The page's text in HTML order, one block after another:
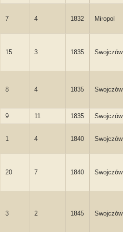
7 4 1832 Miropol
15 3 1835 Swojczów
8 4 1835 Swojczów
9 11 1835 Swojczów
1 4 1840 Swojczów
20 7 1840 Swojczów
3 2 1845 Swojczów